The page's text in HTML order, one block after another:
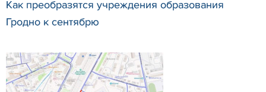
Как преобразятся учреждения образования
Гродно к сентябрю